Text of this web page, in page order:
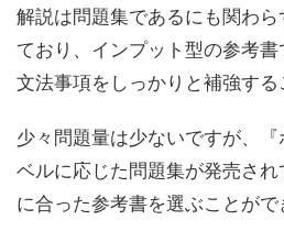
解説は問題集であるにも関わ
ており、インプット型の参考
文法事項をしっかりと補強する
少々問題量は少ないですが、
ベルに応じた問題集が発売さ
に合った参考書を選ぶことがで